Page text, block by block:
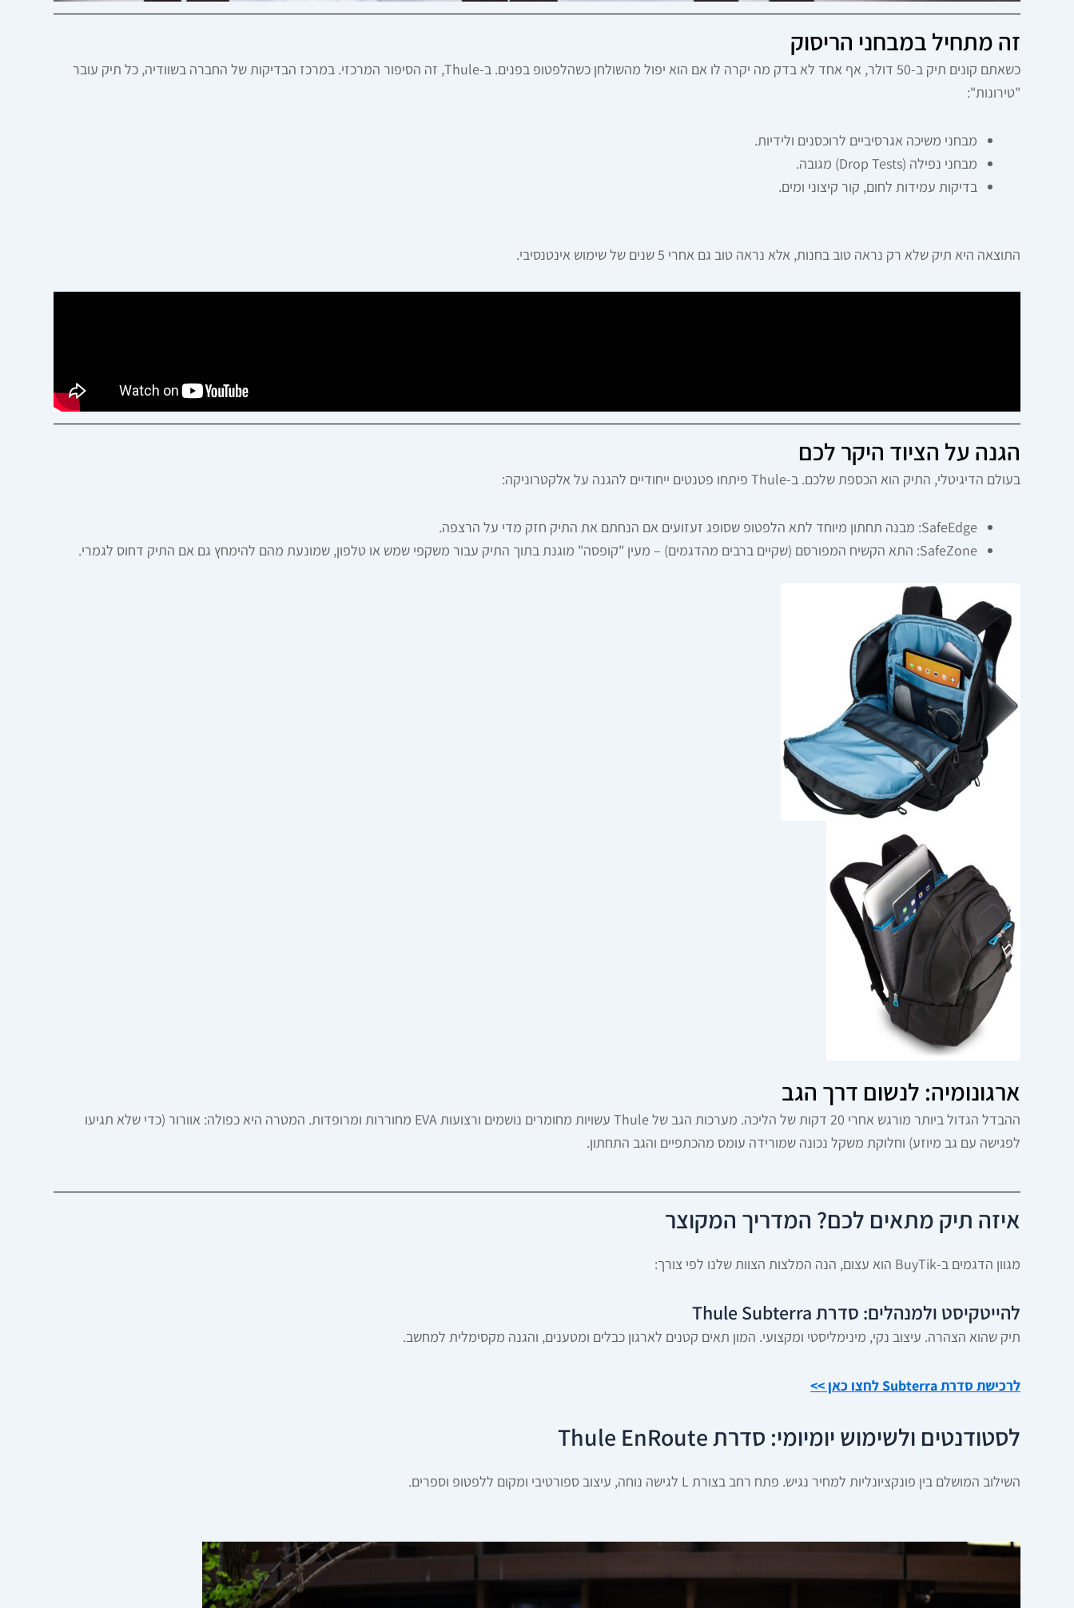
זה מתחיל במבחני הריסוק
כשאתם קונים תיק ב-50 דולר, אף אחד לא בדק מה יקרה לו אם הוא יפול מהשולחן כשהלפטופ בפנים. ב-Thule, זה הסיפור המרכזי. במרכז הבדיקות של החברה בשוודיה, כל תיק עובר
"טירונות":
מבחני משיכה אגרסיביים לרוכסנים ולידיות.
מבחני נפילה (Drop Tests) מגובה.
בדיקות עמידות לחום, קור קיצוני ומים.
התוצאה היא תיק שלא רק נראה טוב בחנות, אלא נראה טוב גם אחרי 5 שנים של שימוש אינטנסיבי.
הגנה על הציוד היקר לכם
בעולם הדיגיטלי, התיק הוא הכספת שלכם. ב-Thule פיתחו פטנטים ייחודיים להגנה על אלקטרוניקה:
SafeEdge: מבנה תחתון מיוחד לתא הלפטופ שסופג זעזועים אם הנחתם את התיק חזק מדי על הרצפה.
SafeZone: התא הקשיח המפורסם (שקיים ברבים מהדגמים) – מעין "קופסה" מוגנת בתוך התיק עבור משקפי שמש או טלפון, שמונעת מהם להימחץ גם אם התיק דחוס לגמרי.
ארגונומיה: לנשום דרך הגב
ההבדל הגדול ביותר מורגש אחרי 20 דקות של הליכה. מערכות הגב של Thule עשויות מחומרים נושמים ורצועות EVA מחוררות ומרופדות. המטרה היא כפולה: אוורור (כדי שלא תגיעו
לפגישה עם גב מיוזע) וחלוקת משקל נכונה שמורידה עומס מהכתפיים והגב התחתון.
איזה תיק מתאים לכם? המדריך המקוצר
מגוון הדגמים ב-BuyTik הוא עצום, הנה המלצות הצוות שלנו לפי צורך:
להייטקיסט ולמנהלים: סדרת Thule Subterra
תיק שהוא הצהרה. עיצוב נקי, מינימליסטי ומקצועי. המון תאים קטנים לארגון כבלים ומטענים, והגנה מקסימלית למחשב.
לרכישת סדרת Subterra לחצו כאן >>
לסטודנטים ולשימוש יומיומי: סדרת Thule EnRoute
השילוב המושלם בין פונקציונליות למחיר נגיש. פתח רחב בצורת L לגישה נוחה, עיצוב ספורטיבי ומקום ללפטופ וספרים.